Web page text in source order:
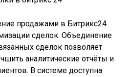
продажами в Битрикс24
сделок. Объединение
сделок позволяет
аналитические отчёты и
В системе доступна